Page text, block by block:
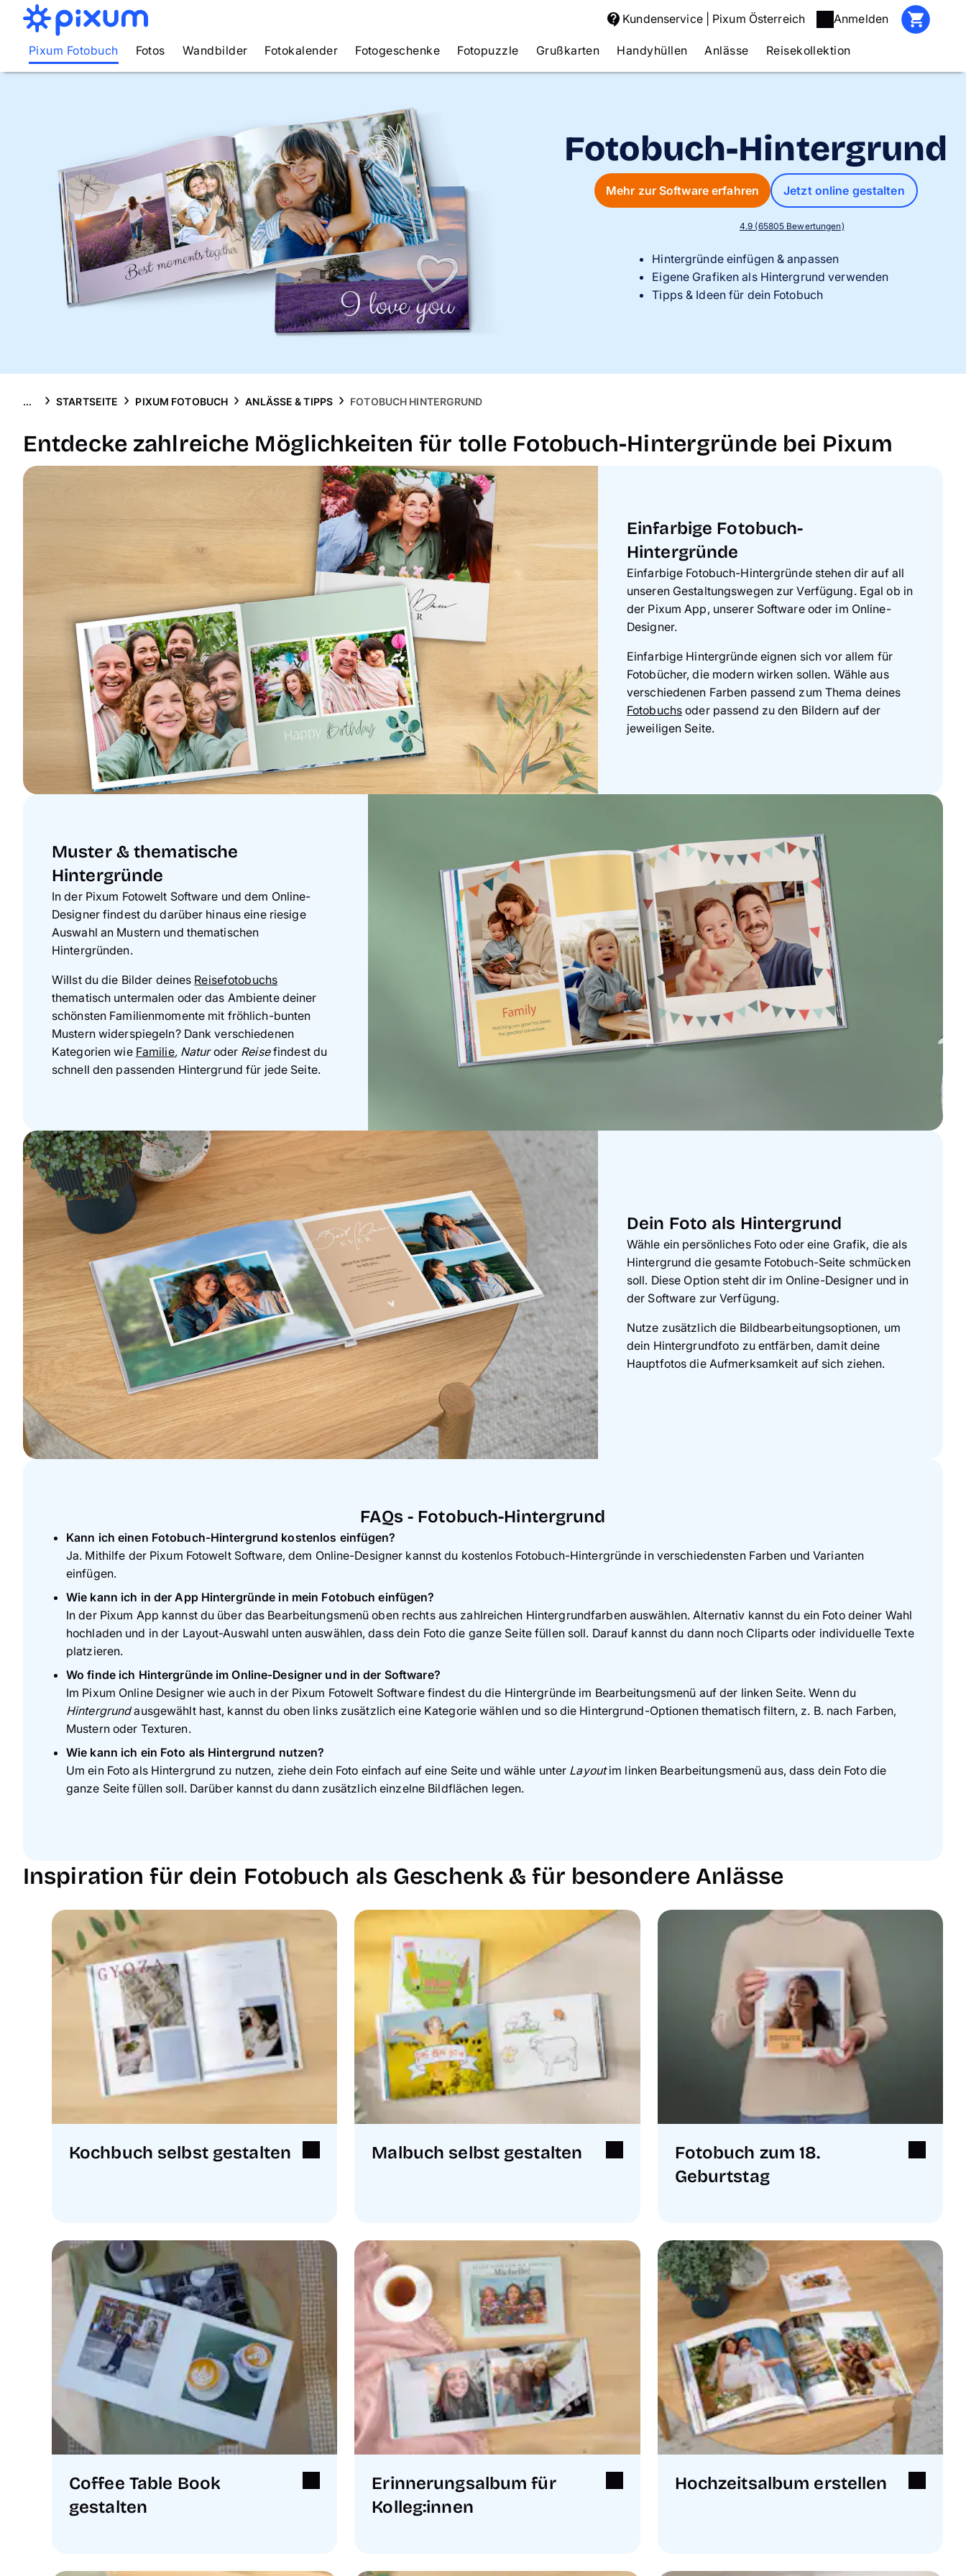
Kundenservice | Pixum Österreich Anmelden
Pixum Fotobuch Fotos Wandbilder Fotokalender Fotogeschenke Fotopuzzle Grußkarten Handyhüllen Anlässe Reisekollektion
Fotobuch-Hintergrund
4.9 (65805 Bewertungen)
Hintergründe einfügen & anpassen
Eigene Grafiken als Hintergrund verwenden
Tipps & Ideen für dein Fotobuch
Mehr zur Software erfahren Jetzt online gestalten
... STARTSEITE PIXUM FOTOBUCH ANLÄSSE & TIPPS FOTOBUCH HINTERGRUND
Entdecke zahlreiche Möglichkeiten für tolle Fotobuch-Hintergründe bei Pixum
Einfarbige Fotobuch-
Hintergründe
Einfarbige Fotobuch-Hintergründe stehen dir auf all
unseren Gestaltungswegen zur Verfügung. Egal ob in
der Pixum App, unserer Software oder im Online-
Designer.
Einfarbige Hintergründe eignen sich vor allem für
Fotobücher, die modern wirken sollen. Wähle aus
verschiedenen Farben passend zum Thema deines
Fotobuchs oder passend zu den Bildern auf der
jeweiligen Seite.
Muster & thematische
Hintergründe
In der Pixum Fotowelt Software und dem Online-
Designer findest du darüber hinaus eine riesige
Auswahl an Mustern und thematischen
Hintergründen.
Willst du die Bilder deines Reisefotobuchs
thematisch untermalen oder das Ambiente deiner
schönsten Familienmomente mit fröhlich-bunten
Mustern widerspiegeln? Dank verschiedenen
Kategorien wie Familie, Naturoder Reisefindest du
schnell den passenden Hintergrund für jede Seite.
Dein Foto als Hintergrund
Wähle ein persönliches Foto oder eine Grafik, die als
Hintergrund die gesamte Fotobuch-Seite schmücken
soll. Diese Option steht dir im Online-Designer und in
der Software zur Verfügung.
Nutze zusätzlich die Bildbearbeitungsoptionen, um
dein Hintergrundfoto zu entfärben, damit deine
Hauptfotos die Aufmerksamkeit auf sich ziehen.
FAQs - Fotobuch-Hintergrund
Kann ich einen Fotobuch-Hintergrund kostenlos einfügen?
Ja. Mithilfe der Pixum Fotowelt Software, dem Online-Designer kannst du kostenlos Fotobuch-Hintergründe in verschiedensten Farben und Varianten
einfügen.
Wie kann ich in der App Hintergründe in mein Fotobuch einfügen?
In der Pixum App kannst du über das Bearbeitungsmenü oben rechts aus zahlreichen Hintergrundfarben auswählen. Alternativ kannst du ein Foto deiner Wahl
hochladen und in der Layout-Auswahl unten auswählen, dass dein Foto die ganze Seite füllen soll. Darauf kannst du dann noch Cliparts oder individuelle Texte
platzieren.
Wo finde ich Hintergründe im Online-Designer und in der Software?
Im Pixum Online Designer wie auch in der Pixum Fotowelt Software findest du die Hintergründe im Bearbeitungsmenü auf der linken Seite. Wenn du
Hintergrundausgewählt hast, kannst du oben links zusätzlich eine Kategorie wählen und so die Hintergrund-Optionen thematisch filtern, z. B. nach Farben,
Mustern oder Texturen.
Wie kann ich ein Foto als Hintergrund nutzen?
Um ein Foto als Hintergrund zu nutzen, ziehe dein Foto einfach auf eine Seite und wähle unter Layoutim linken Bearbeitungsmenü aus, dass dein Foto die
ganze Seite füllen soll. Darüber kannst du dann zusätzlich einzelne Bildflächen legen.
Inspiration für dein Fotobuch als Geschenk & für besondere Anlässe
Kochbuch selbst gestalten Malbuch selbst gestalten
Fotobuch zum 18.
Geburtstag
Coffee Table Book
gestalten
Erinnerungsalbum für
Kolleg:innen
Hochzeitsalbum erstellen